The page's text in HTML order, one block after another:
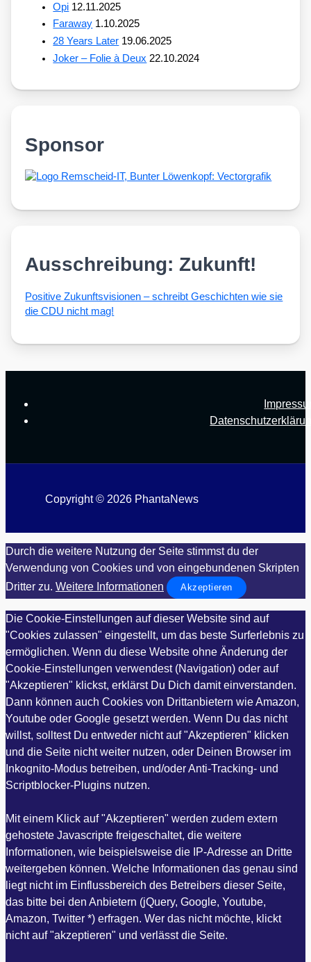
Opi 12.11.2025
Faraway 1.10.2025
28 Years Later 19.06.2025
Joker – Folie à Deux 22.10.2024
Sponsor
Ausschreibung: Zukunft!
Posi­ti­ve Zukunfts­vi­sio­nen – schreibt Geschich­ten wie sie
die CDU nicht mag!
Copyright © 2026 PhantaNews
Durch die weitere Nutzung der Seite stimmst du der
Verwendung von Cookies und von eingebundenen Skripten
Dritter zu. Weitere Informationen Akzeptieren
Die Cookie-Einstellungen auf dieser Website sind auf
"Cookies zulassen" eingestellt, um das beste Surferlebnis zu
ermöglichen. Wenn du diese Website ohne Änderung der
Cookie-Einstellungen verwendest (Navigation) oder auf
"Akzeptieren" klickst, erklärst Du Dich damit einverstanden.
Dann können auch Cookies von Drittanbietern wie Amazon,
Youtube oder Google gesetzt werden. Wenn Du das nicht
willst, solltest Du entweder nicht auf "Akzeptieren" klicken
und die Seite nicht weiter nutzen, oder Deinen Browser im
Inkognito-Modus betreiben, und/oder Anti-Tracking- und
Scriptblocker-Plugins nutzen.
Mit einem Klick auf "Akzeptieren" werden zudem extern
gehostete Javascripte freigeschaltet, die weitere
Informationen, wie beispielsweise die IP-Adresse an Dritte
weitergeben können. Welche Informationen das genau sind
liegt nicht im Einflussbereich des Betreibers dieser Seite,
das bitte bei den Anbietern (jQuery, Google, Youtube,
Amazon, Twitter *) erfragen. Wer das nicht möchte, klickt
nicht auf "akzeptieren" und verlässt die Seite.